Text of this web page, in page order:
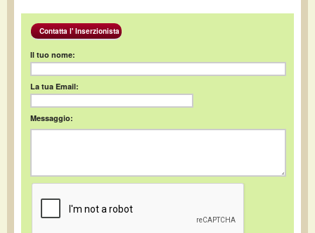
Contatta l' Inserzionista
Il tuo nome:
La tua Email:
Messaggio: